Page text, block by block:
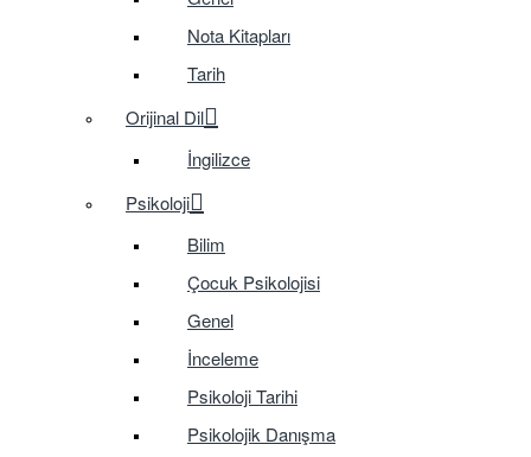
Nota Kitapları
Tarih
Orijinal Dil
İngilizce
Psikoloji
Bilim
Çocuk Psikolojisi
Genel
İnceleme
Psikoloji Tarihi
Psikolojik Danışma